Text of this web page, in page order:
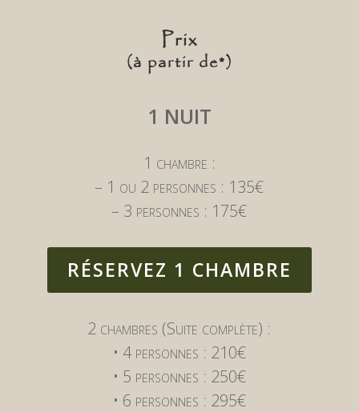
Prix
(à partir de*)
1 NUIT
1 chambre :
– 1 ou 2 personnes : 135€
– 3 personnes : 175€
RÉSERVEZ 1 CHAMBRE
2 chambres (Suite complète) :
• 4 personnes : 210€
• 5 personnes : 250€
• 6 personnes : 295€